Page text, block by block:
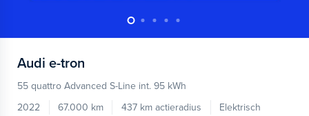
Audi e-tron
55 quattro Advanced S-Line int. 95 kWh
2022
67.000 km 437 km actieradius
Elektrisch